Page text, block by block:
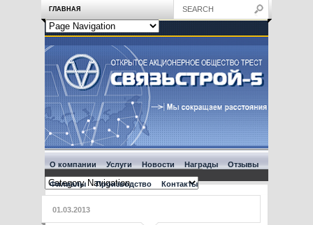
ГЛАВНАЯ
О компании Услуги Новости Награды Отзывы
Филиалы Производство Контакты
01.03.2013